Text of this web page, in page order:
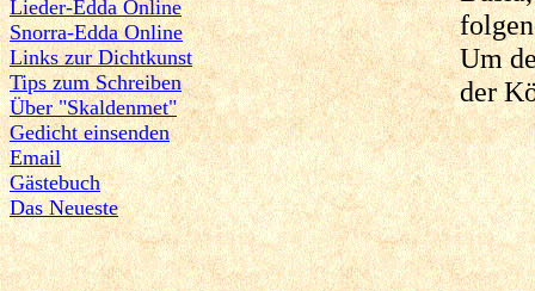
Lieder-Edda Online
Snorra-Edda Online
Links zur Dichtkunst
Tips zum Schreiben
Über "Skaldenmet"
Gedicht einsenden
Email
Gästebuch
Das Neueste
Um
der